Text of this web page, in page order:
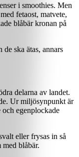
i smoothies. Men
fetaost, matvete,
blåbär kronan på
ska ätas, annars
delarna av landet.
Ur miljösynpunkt är
och egenplockade
eller frysas in så
med blåbär.